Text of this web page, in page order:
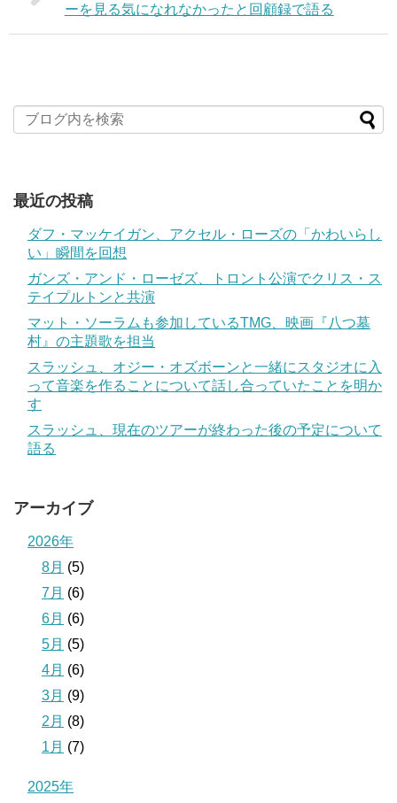
ーを見る気になれなかったと回顧録で語る
最近の投稿
ダフ・マッケイガン、アクセル・ローズの「かわいらし
い」瞬間を回想
ガンズ・アンド・ローゼズ、トロント公演でクリス・ス
テイプルトンと共演
マット・ソーラムも参加しているTMG、映画『八つ墓
村』の主題歌を担当
スラッシュ、オジー・オズボーンと一緒にスタジオに入
って音楽を作ることについて話し合っていたことを明か
す
スラッシュ、現在のツアーが終わった後の予定について
語る
アーカイブ
2026年
8月 (5)
7月 (6)
6月 (6)
5月 (5)
4月 (6)
3月 (9)
2月 (8)
1月 (7)
2025年